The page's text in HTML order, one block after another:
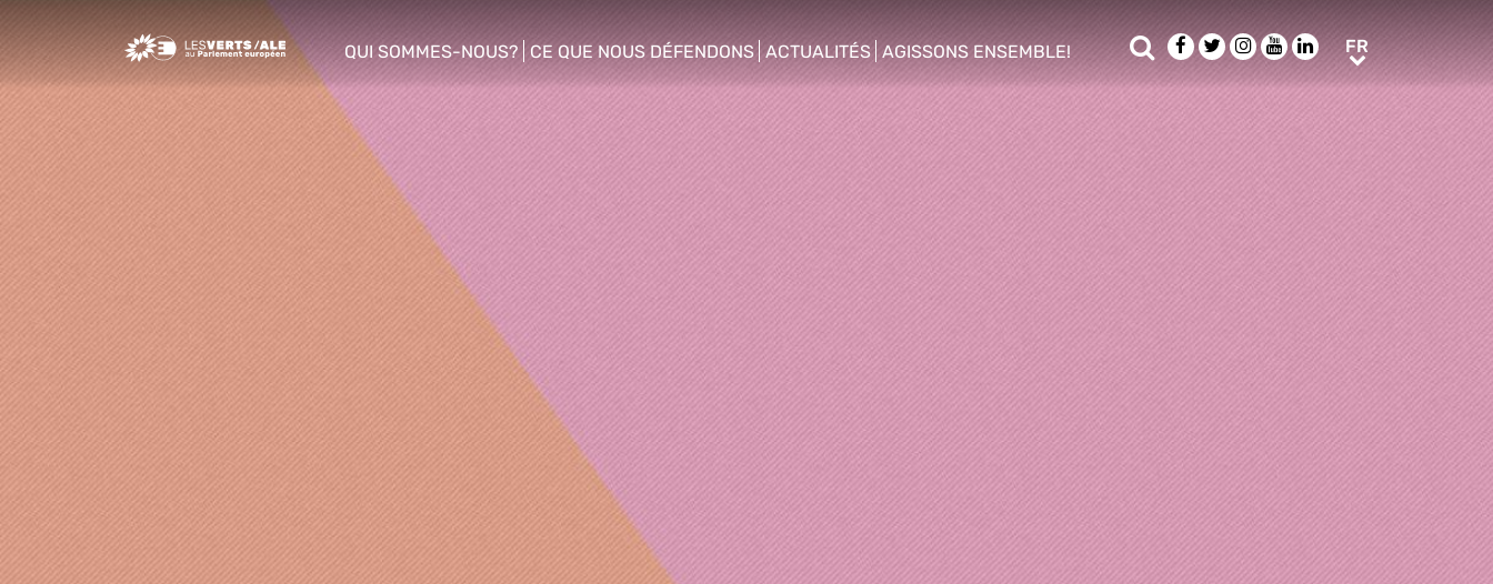
Greens/EFA Home
QUI SOMMES-NOUS?
show/hide sub menu
CE QUE NOUS DÉFENDONS
show/hide sub menu
ACTUALITÉS
show/hide sub menu
AGISSONS ENSEMBLE!
show/hide sub menu
Rechercher
Facebook
TwitterInstagram
YoutubeLinkedIn
FR FR